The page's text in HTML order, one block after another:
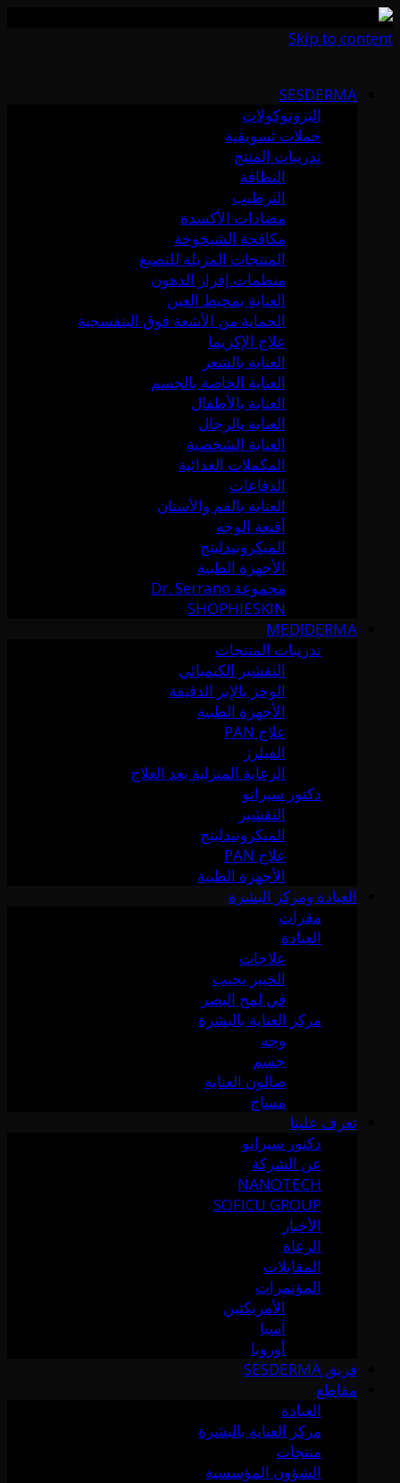
Skip to content
SESDERMA
البروتوكولات
حملات تسويقية
تدريبات المنتج
النظافة
الترطيب
مضادات الأكسدة
مكافحة الشيخوخة
المنتجات المزيلة للتصبغ
منظمات إفراز الدهون
العناية بمحيط العين
الحماية من الأشعة فوق البنفسجية
علاج الإكزيما
العناية بالشعر
العناية الخاصة بالجسم
العناية بالأطفال
العناية بالرجال
العناية الشخصية
المكملات الغذائية
الدفاعات
العناية بالفم والأسنان
أقنعة الوجه
الميكرونيدلينج
الأجهزة الطبية
مجموعة Dr. Serrano
SHOPHIESKIN
MEDIDERMA
تدريبات المنتجات
التقشير الكيميائي
الوخز بالإبر الدقيقة
الأجهزة الطبية
علاج PAN
الفيلرز
الرعاية المنزلية بعد العلاج
دكتور سيرانو
التقشير
الميكرونيدلينج
علاج PAN
الأجهزة الطبية
العيادة ومركز البشرة
مقرات
العيادة
علاجات
الخبير يجيب
في لمح البصر
مركز العناية بالبشرة
وجه
جسم
صالون العناية
مساج
تعرف علينا
دكتور سيرانو
عن الشركة
NANOTECH
SOFICU GROUP
الأخبار
الرعاة
المقابلات
المؤتمرات
الأمريكتين
آسيا
أوروبا
فريق SESDERMA
مقاطع
العيادة
مركز العناية بالبشرة
منتجات
الشؤون المؤسسية